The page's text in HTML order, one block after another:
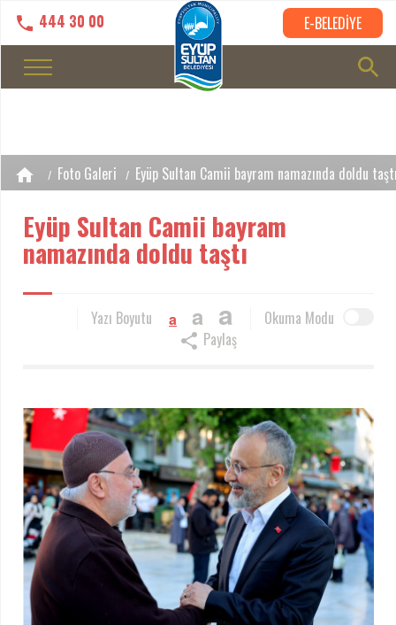
444 30 00 E-BELEDİYE
Foto Galeri Eyüp Sultan Camii bayram namazında doldu
Eyüp Sultan Camii bayram
namazında doldu taştı
Okuma Modu
Yazı Boyutu a a a
Paylaş